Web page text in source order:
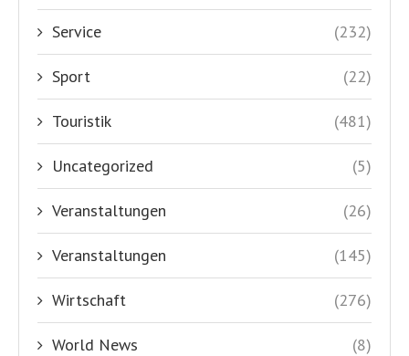
Service (232)
Sport (22)
Touristik (481)
Uncategorized (5)
Veranstaltungen (26)
Veranstaltungen (145)
Wirtschaft (276)
World News (8)